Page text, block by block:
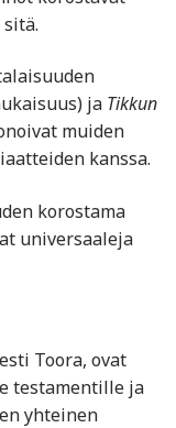
ja Tikkun
muiden
kanssa.
korostama
universaaleja
Toora, ovat
testamentille ja
yhteinen